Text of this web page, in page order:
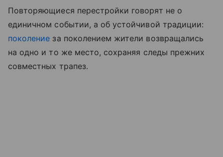
Повторяющиеся перестройки говорят не о
единичном событии, а об устойчивой традиции:
поколение за поколением жители возвращались
на одно и то же место, сохраняя следы прежних
совместных трапез.